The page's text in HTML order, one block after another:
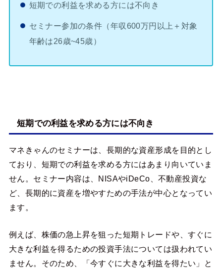
短期での利益を求める方には不向き
セミナー参加の条件（年収600万円以上＋対象
年齢は26歳~45歳）
短期での利益を求める方には不向き
マネきゃんのセミナーは、長期的な資産形成を目的とし
ており、短期での利益を求める方にはあまり向いていま
せん。セミナー内容は、NISAやiDeCo、不動産投資な
ど、長期的に資産を増やすための手法が中心となってい
ます。
例えば、株価の急上昇を狙った短期トレードや、すぐに
大きな利益を得るための投資手法については扱われてい
ません。そのため、「今すぐに大きな利益を得たい」と